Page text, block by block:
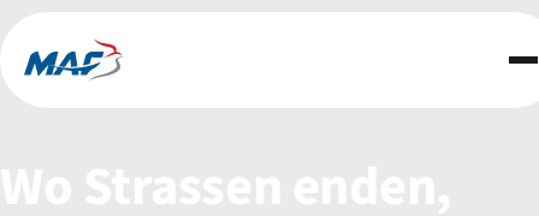
Partnerschaften
Über uns